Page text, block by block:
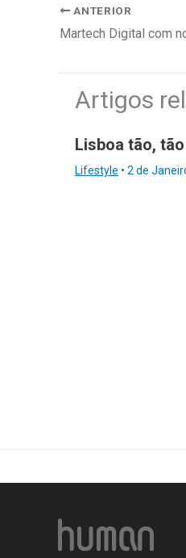
ANTERIOR
Martech Digital com
Artigos
Lisboa tão,
Lifestyle • 2 de